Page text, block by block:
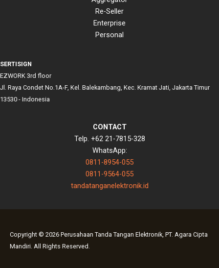
Re-Seller
Enterprise
Personal
SERTISIGN
EZWORK 3rd floor
Jl. Raya Condet No.1A-F, Kel. Balekambang, Kec. Kramat Jati, Jakarta Timur
13530 - Indonesia
CONTACT
Telp. +62 21-7815-328
WhatsApp:
0811-8954-055
0811-9564-055
tandatanganelektronik.id
Copyright © 2026 Perusahaan Tanda Tangan Elektronik, PT. Agara Cipta
Mandiri. All Rights Reserved.